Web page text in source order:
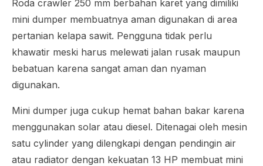
Roda crawler 250 mm berbahan karet yang dimiliki
mini dumper membuatnya aman digunakan di area
pertanian kelapa sawit. Pengguna tidak perlu
khawatir meski harus melewati jalan rusak maupun
bebatuan karena sangat aman dan nyaman
digunakan.
Mini dumper juga cukup hemat bahan bakar karena
menggunakan solar atau diesel. Ditenagai oleh mesin
satu cylinder yang dilengkapi dengan pendingin air
atau radiator dengan kekuatan 13 HP membuat mini